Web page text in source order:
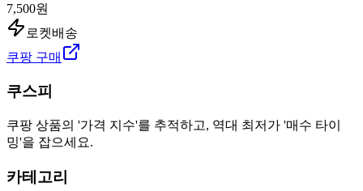
7,500원
로켓배송
쿠팡 구매
쿠스피
쿠팡 상품의 '가격 지수'를 추적하고, 역대 최저가 '매수 타이
밍'을 잡으세요.
카테고리